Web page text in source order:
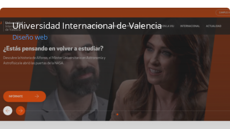
Universidad Internacional de Valencia
Diseño web